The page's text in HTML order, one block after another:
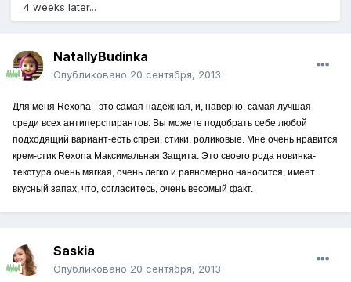
4 weeks later...
NatallyBudinka
Опубликовано 20 сентября, 2013
Для меня Rexona - это самая надежная, и, наверно, самая лучшая
среди всех антиперспирантов. Вы можете подобрать себе любой
подходящий вариант-есть спреи, стики, роликовые. Мне очень нравится
крем-стик Rexona Максимальная Защита. Это своего рода новинка-
текстура очень мягкая, очень легко и равномерно наносится, имеет
вкусный запах, что, согласитесь, очень весомый факт.
Saskia
Опубликовано 20 сентября, 2013